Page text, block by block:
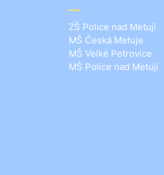
ZŠ Police nad Metují
MŠ Česká Metuje
MŠ Velké Petrovice
MŠ Police nad Metují